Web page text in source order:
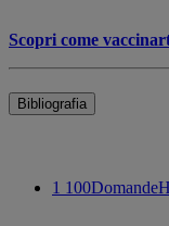
Scopri come
Bibliografia
1